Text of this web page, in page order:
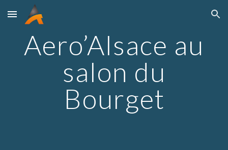
Skip to main content Skip to navigation
Aero’Alsace au
salon du
Bourget